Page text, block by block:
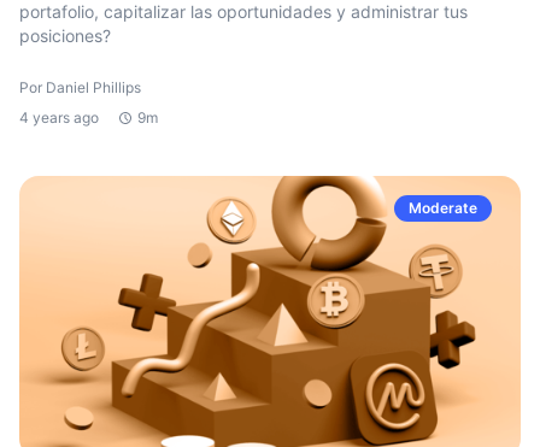
portafolio, capitalizar las oportunidades y administrar tus
posiciones?
Por Daniel Phillips
4 years ago
9m
Moderate